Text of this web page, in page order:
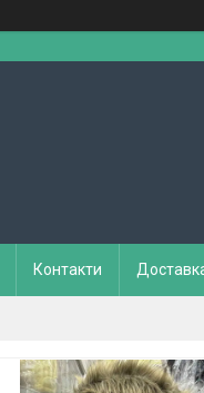
Контакти